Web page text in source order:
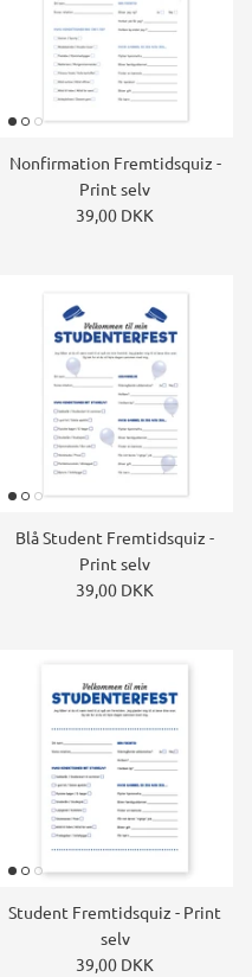
Nonfirmation Fremtidsquiz -
Print selv
39,00 DKK
Blå Student Fremtidsquiz -
Print selv
39,00 DKK
Student Fremtidsquiz - Print
selv
39,00 DKK